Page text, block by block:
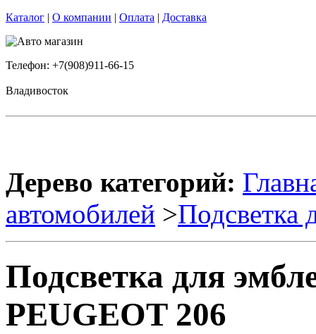
Каталог | О компании | Оплата | Доставка
Телефон: +7(908)911-66-15
Владивосток
Дерево категорий:
автомобилей >Подсветка
Подсветка для
PEUGEOT 206